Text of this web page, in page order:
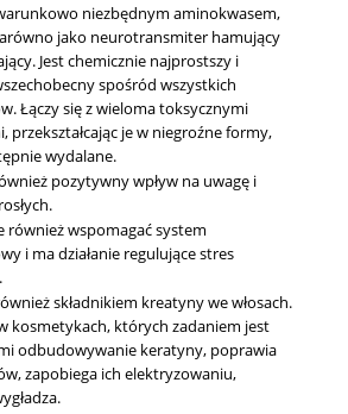
niezbędnym aminokwasem,
jako neurotransmiter hamujący
Jest chemicznie najprostszy i
spośród wszystkich
Łączy się z wieloma toksycznymi
przekształcając je w niegroźne formy,
wydalane.
pozytywny wpływ na uwagę i
również wspomagać system
i ma działanie regulujące stres
składnikiem kreatyny we włosach.
kosmetykach, których zadaniem jest
odbudowywanie keratyny, poprawia
zapobiega ich elektryzowaniu,